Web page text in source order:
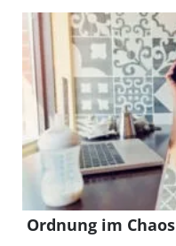
Ordnung im Chaos